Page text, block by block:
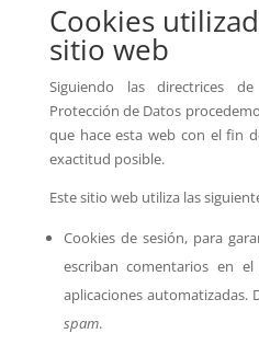
Cookies
sitio web
Siguiendo las directrices
Protección de Datos
que hace esta web con el fin
exactitud posible.
Este sitio web utiliza las
Cookies de sesión, para
escriban comentarios en
aplicaciones automatizadas.
spam.